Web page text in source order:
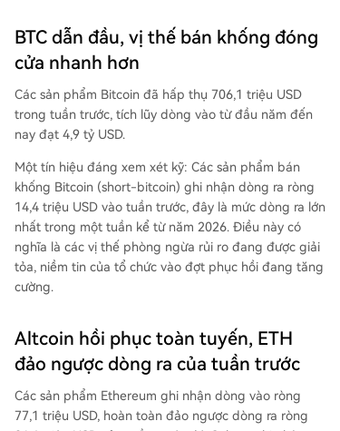
BTC dẫn đầu, vị thế bán khống đóng
cửa nhanh hơn
Các sản phẩm Bitcoin đã hấp thụ 706,1 triệu USD
trong tuần trước, tích lũy dòng vào từ đầu năm đến
nay đạt 4,9 tỷ USD.
Một tín hiệu đáng xem xét kỹ: Các sản phẩm bán
khống Bitcoin (short-bitcoin) ghi nhận dòng ra ròng
14,4 triệu USD vào tuần trước, đây là mức dòng ra lớn
nhất trong một tuần kể từ năm 2026. Điều này có
nghĩa là các vị thế phòng ngừa rủi ro đang được giải
tỏa, niềm tin của tổ chức vào đợt phục hồi đang tăng
cường.
Altcoin hồi phục toàn tuyến, ETH
đảo ngược dòng ra của tuần trước
Các sản phẩm Ethereum ghi nhận dòng vào ròng
77,1 triệu USD, hoàn toàn đảo ngược dòng ra ròng